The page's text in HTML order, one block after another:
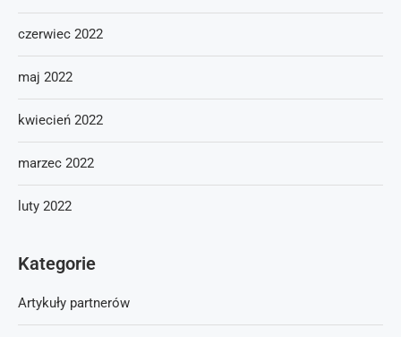
czerwiec 2022
maj 2022
kwiecień 2022
marzec 2022
luty 2022
Kategorie
Artykuły partnerów